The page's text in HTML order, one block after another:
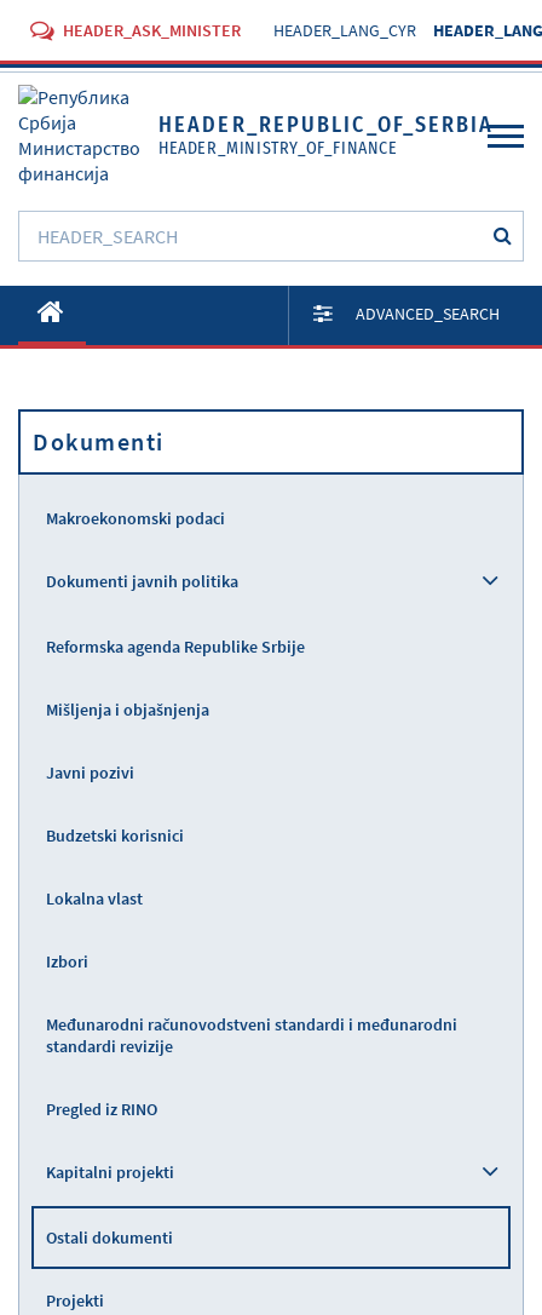
HEADER_ASK_MINISTER HEADER_LANG_CYR
HEADER_REPUBLIC_OF_SERBIA
HEADER_MINISTRY_OF_FINANCE
O Ministarstvu
Aktivnosti
Propisi
ADVANCED_SEARCH
Dokumenti
Makroekonomski podaci
Dokumenti javnih politika
Reformska agenda Republike Srbije
Mišljenja i objašnjenja
Javni pozivi
Budzetski korisnici
Lokalna vlast
Izbori
Međunarodni računovodstveni standardi i međunarodni
standardi revizije
Pregled iz RINO
Kapitalni projekti
Ostali dokumenti
Projekti